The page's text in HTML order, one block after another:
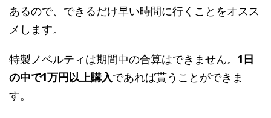
あるので、できるだけ早い時間に行くことをオスス
メします。
特製ノベルティは期間中の合算はできません。 1日
の中で1万円以上購入であれば貰うことができま
す。